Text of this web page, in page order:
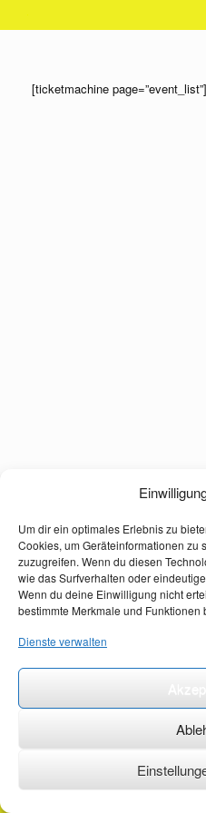
Um dir ein optimales Erlebnis zu
Cookies, um Geräteinformationen zu
zuzugreifen. Wenn du diesen
wie das Surfverhalten oder
Wenn du deine Einwilligung nicht
bestimmte Merkmale und Funktionen
Dienste verwalten
[ticketmachine page=”event_list”]
©2026 ·erstehilfekurs-mauch.de ·AGB